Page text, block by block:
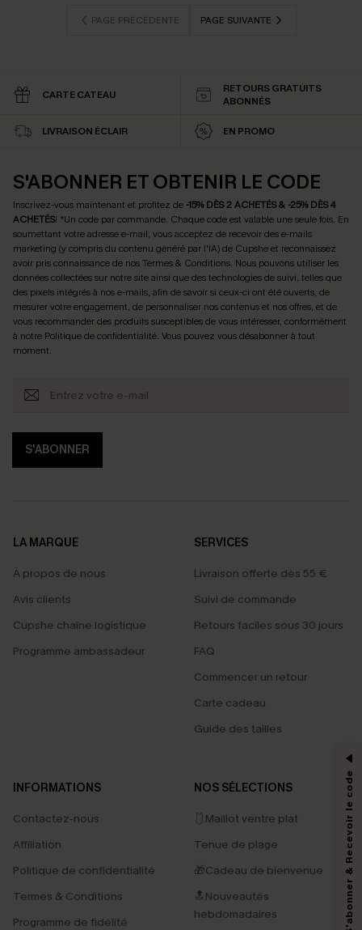
PAGE PRÉCÉDENTE PAGE SUIVANTE
CARTE CATEAU
RETOURS GRATUITS
ABONNÉS
LIVRAISON ÉCLAIR EN PROMO
S'ABONNER ET OBTENIR LE CODE
Inscrivez-vous maintenant et profitez de -15% DÈS 2 ACHETÉS & -25% DÈS 4
ACHETÉS! *Un code par commande. Chaque code est valable une seule fois. En
soumettant votre adresse e-mail, vous acceptez de recevoir des e-mails
marketing (y compris du contenu généré par l'IA) de Cupshe et reconnaissez
avoir pris connaissance de nosTermes & Conditions. Nous pouvons utiliser les
données collectées sur notre site ainsi que des technologies de suivi, telles que
des pixels intégrés à nos e-mails, afin de savoir si ceux-ci ont été ouverts, de
mesurer votre engagement, de personnaliser nos contenus et nos offres, et de
vous recommander des produits susceptibles de vous intéresser, conformément
à notre Politique de confidentialité. Vous pouvez vous désabonner à tout
moment.
S'ABONNER
LA MARQUE
À propos de nous
Avis clients
Cupshe chaîne logistique
Programme ambassadeur
SERVICES
Livraison offerte dès 55 €
Suivi de commande
Retours faciles sous 30 jours
FAQ
Commencer un retour
Carte cadeau
Guide des tailles
INFORMATIONS
Contactez-nous
Affiliation
Politique de confidentialité
Termes & Conditions
Programme de fidélité
NOS SÉLECTIONS
🩱Maillot ventre plat
Tenue de plage
🎁Cadeau de bienvenue
🔝Nouveautés
hebdomadaires
PROFITEZ DE -15%
marketing (y compris du contenu généré par l'IA) de Cupshe et
pouvons utiliser les données collectées sur notre site ainsi que des
savoir si ceux-ci ont été ouverts, de mesurer votre engagement, de
personnaliser nos contenus et nos offres, et de vous recommander des
produits susceptibles de vous intéresser, conformément à notre
Politique deS'abonner & Recevoir le code